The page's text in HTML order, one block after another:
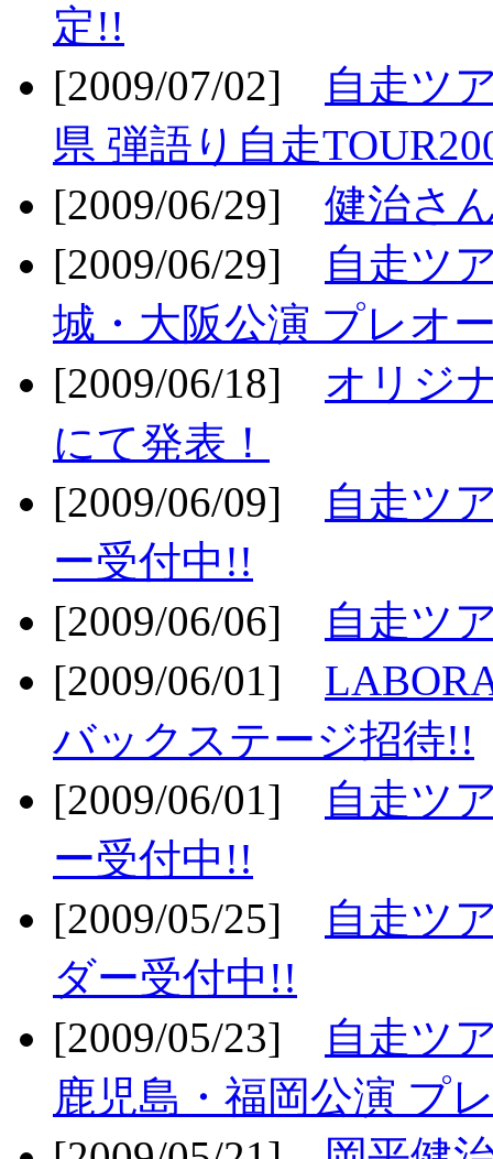
定!!
[2009/07/02]
自走ツ
県 弾語り自走
[2009/06/29] 健治さ
[2009/06/29]
自走ツ
城・大阪公演 プレオ
[2009/06/18] オリジ
にて発表！
[2009/06/09]
自走ツ
ー受付中!!
[2009/06/06]
自走ツ
[2009/06/01]
バックステージ招待!!
[2009/06/01]
自走ツ
ー受付中!!
[2009/05/25]
自走ツ
ダー受付中!!
[2009/05/23]
自走ツ
鹿児島・福岡公演 プ